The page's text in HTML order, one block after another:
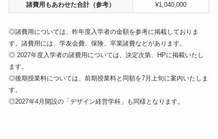
諸費用もあわせた合計（参考） ¥1,040,000
◎諸費用については、昨年度入学者の金額を参考に掲載しておりま
す。諸費用には、学友会費、保険、卒業諸費などがあります。
◎ 2027年度入学者の諸費用については、決定次第、HPに掲載いたし
ます。
◎後期授業料については、前期授業料と同額を7月上旬に案内いたしま
す。
◎2027年4月開設の「デザイン経営学科」も同様となります。